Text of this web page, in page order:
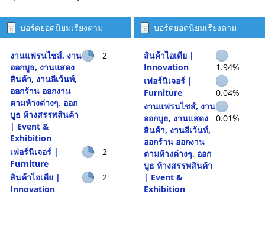
บอร์ดยอดนิยมเรียงตาม
จำนวนกระทู้
งานแฟรนไชส์, งาน
ออกบูธ, งานแสดง
สินค้า, งานอีเว้นท์,
ออกร้าน ออกงาน
ตามห้างต่างๆ, ออก
บูธ ห้างสรรพสินค้า
| Event &
Exhibition
2
เฟอร์นิเจอร์ |
Furniture
2
สินค้าไอเดีย |
Innovation
2
บอร์ดยอดนิยมเรียงตาม
กิจกรรม
สินค้าไอเดีย |
Innovation
1.94%
เฟอร์นิเจอร์ |
Furniture
0.04%
งานแฟรนไชส์, งาน
ออกบูธ, งานแสดง
สินค้า, งานอีเว้นท์,
ออกร้าน ออกงาน
ตามห้างต่างๆ, ออก
บูธ ห้างสรรพสินค้า
| Event &
Exhibition
0.01%